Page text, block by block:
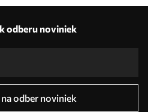
odberu noviniek
odber noviniek